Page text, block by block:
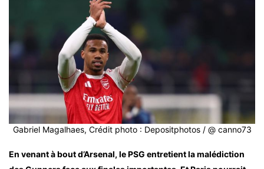
Gabriel Magalhaes, Crédit photo : Depositphotos / @ canno73
En venant à bout d’Arsenal, le PSG entretient la malédiction